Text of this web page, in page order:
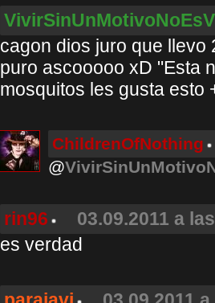
cagon dios juro que llevo
puro ascooooo xD "Esta
mosquitos les gusta esto
ChildrenOfNothing
@
rin96
03.09.2011 a
es verdad